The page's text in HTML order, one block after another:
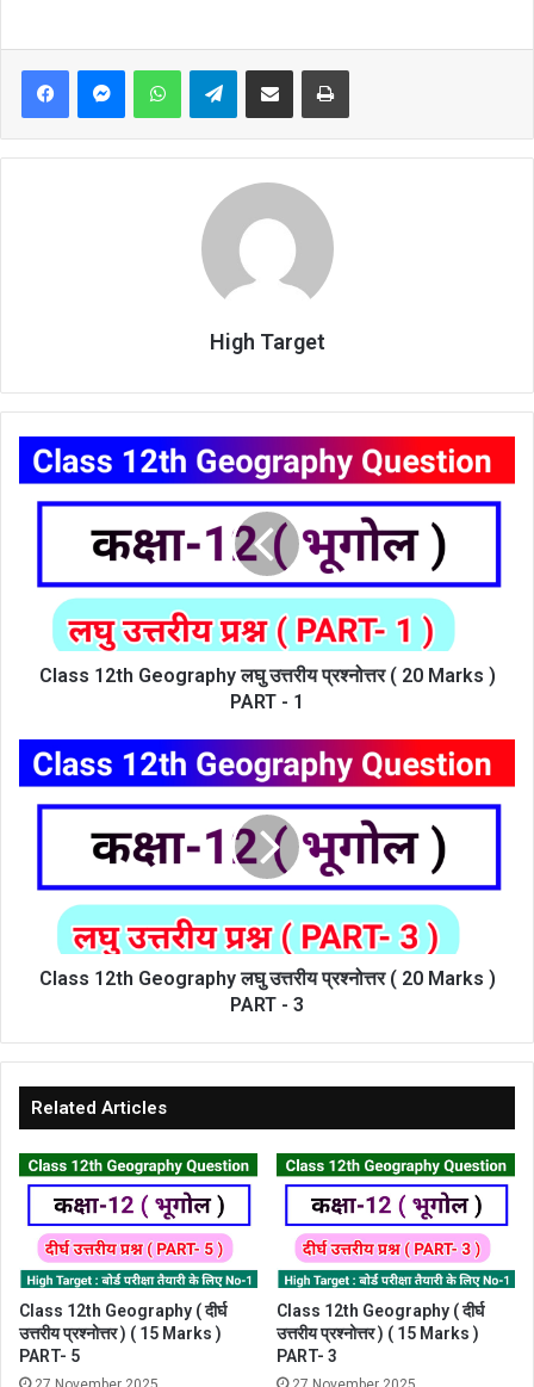
FacebookMessengerWhatsAppTelegramShare via Email Print
High Target
Class
12th
Geography
Marks
Class 12th Geography लघु उत्तरीय प्रश्नोत्तर ( 20 Marks )
PART - 1
Class
12th
Geography
Marks
Class 12th Geography लघु उत्तरीय प्रश्नोत्तर ( 20 Marks )
PART - 3
Related Articles
Class 12th Geography ( दीर्घ
उत्तरीय प्रश्नोत्तर ) ( 15 Marks )
PART- 5
Class 12th Geography ( दीर्घ
उत्तरीय प्रश्नोत्तर ) ( 15 Marks )
PART- 3